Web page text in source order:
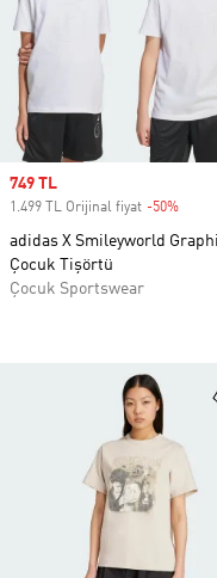
Sale price
749 TL
1.499 TL Orijinal fiyat -50%
adidas X Smileyworld
Çocuk Tişörtü
Çocuk Sportswear